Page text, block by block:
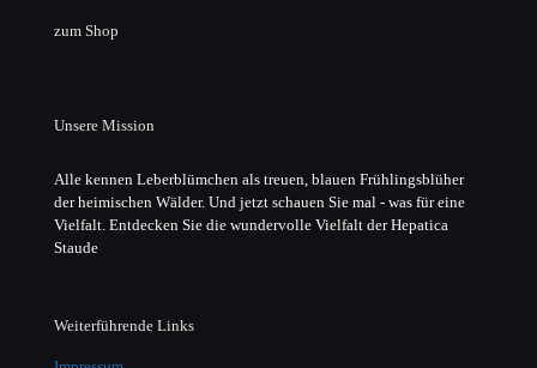
zum Shop
Unsere Mission
Alle kennen Leberblümchen als treuen, blauen Frühlingsblüher
der heimischen Wälder. Und jetzt schauen Sie mal - was für eine
Vielfalt. Entdecken Sie die wundervolle Vielfalt der Hepatica
Staude
Weiterführende Links